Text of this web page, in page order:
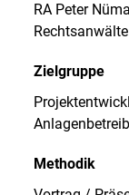
RA Peter
Rechtsanwälte
Zielgruppe
Methodik